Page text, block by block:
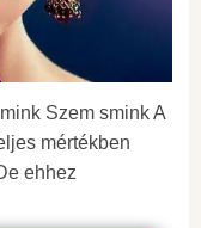
Szem smink A
mértékben
ehhez